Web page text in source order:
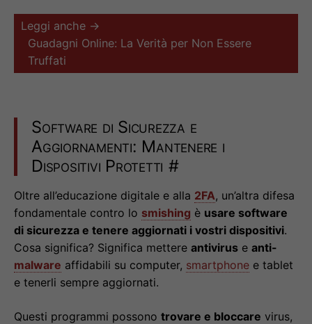
Leggi anche →
Guadagni Online: La Verità per Non Essere
Truffati
Software di Sicurezza e
Aggiornamenti: Mantenere i
Dispositivi Protetti #
Oltre all’educazione digitale e alla 2FA, un’altra difesa
fondamentale contro lo smishing è usare software
di sicurezza e tenere aggiornati i vostri dispositivi.
Cosa significa? Significa mettere antivirus e anti-
malware affidabili su computer, smartphone e tablet
e tenerli sempre aggiornati.
Questi programmi possono trovare e bloccare virus,